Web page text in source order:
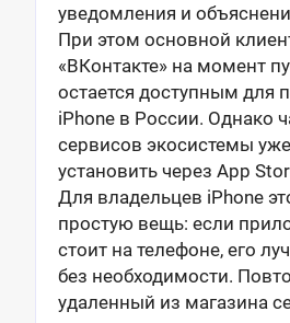
уведомления и
При этом основной
«ВКонтакте» на момент
остается доступным для
iPhone в России. Однако
сервисов экосистемы
установить через App
Для владельцев iPhone
простую вещь: если
стоит на телефоне, его
без необходимости.
удаленный из магазина